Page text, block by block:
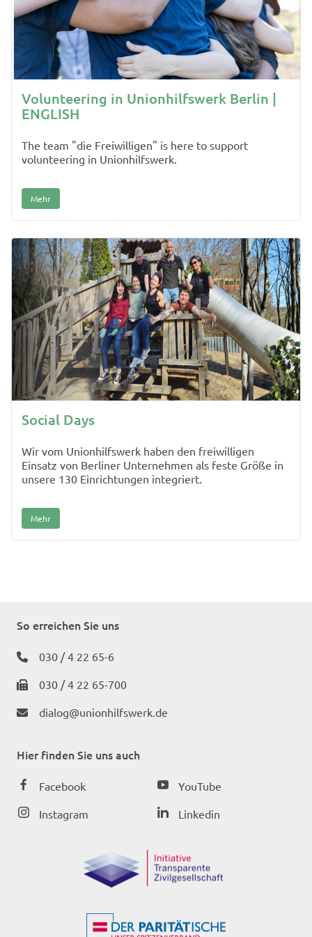
Volunteering in Unionhilfswerk Berlin |
ENGLISH
The team "die Freiwilligen" is here to support
volunteering in Unionhilfswerk.
Mehr
Social Days
Wir vom Unionhilfswerk haben den freiwilligen
Einsatz von Berliner Unternehmen als feste Größe in
unsere 130 Einrichtungen integriert.
Mehr
So erreichen Sie uns
030 / 4 22 65-6
030 / 4 22 65-700
dialog@unionhilfswerk.de
Hier finden Sie uns auch
Facebook
Instagram
YouTube
Linkedin